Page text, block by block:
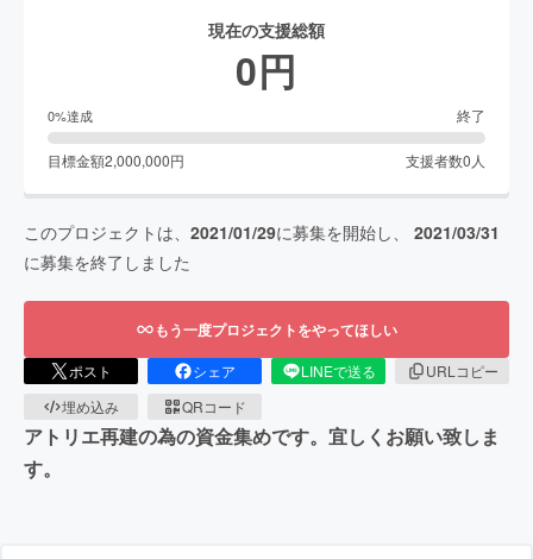
現在の支援総額
0円
0%達成 終了
目標金額2,000,000円 支援者数0 人
このプロジェクトは、 2021/01/29に募集を開始し、 2021/03/31
に募集を終了しました
もう一度プロジェクトをやってほしい
ポスト シェア LINEで送る
URLコピー
埋め込み
QRコード
アトリエ再建の為の資金集めです。宜しくお願い致しま
す。